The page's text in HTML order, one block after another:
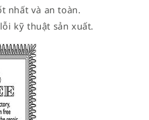
nhất và an toàn.
kỹ thuật sản xuất.